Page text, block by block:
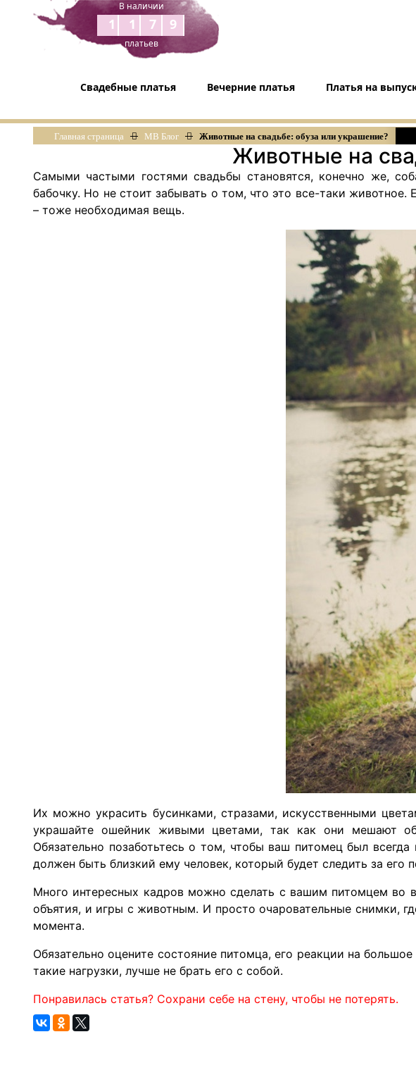
В наличии
1179
платьев
Свадебные платья Вечерние платья Платья на
Главная страница МВ Блог Животные на свадьбе: обуза или украшение?
Животные на
Самыми частыми гостями свадьбы становятся, конечно же,
бабочку. Но не стоит забывать о том, что это все-таки
– тоже необходимая вещь.
Их можно украсить бусинками, стразами, искусственными
украшайте ошейник живыми цветами, так как они мешают
Обязательно позаботьтесь о том, чтобы ваш питомец был
должен быть близкий ему человек, который будет следить за
Много интересных кадров можно сделать с вашим питомцем
объятия, и игры с животным. И просто очаровательные снимки,
момента.
Обязательно оцените состояние питомца, его реакции на
такие нагрузки, лучше не брать его с собой.
Понравилась статья? Сохрани себе на стену, чтобы не потерять.